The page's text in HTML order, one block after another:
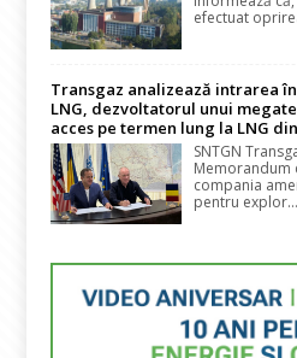
efectuat
Transgaz analizează intrarea
LNG, dezvoltatorul unui
acces pe termen lung la LNG
SNTGN
Memorandum
compania
pentru explor...